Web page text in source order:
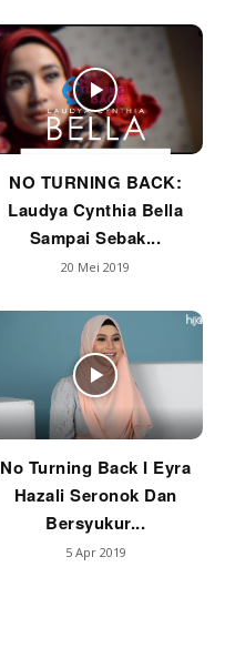
NO TURNING BACK:
Laudya Cynthia Bella
Sampai Sebak...
20 Mei 2019
No Turning Back I Eyra
Hazali Seronok Dan
Bersyukur...
5 Apr 2019